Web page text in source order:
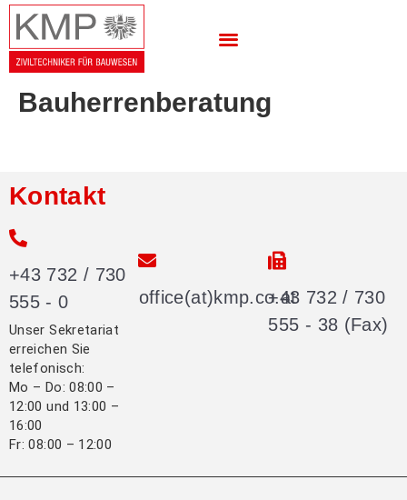
Bauherrenberatung
Kontakt
+43 732 / 730
555 - 0
Unser Sekretariat
erreichen Sie
telefonisch:
Mo – Do: 08:00 –
12:00 und 13:00 –
16:00
Fr: 08:00 – 12:00
office(at)kmp.co.at+43 732 / 730
555 - 38 (Fax)